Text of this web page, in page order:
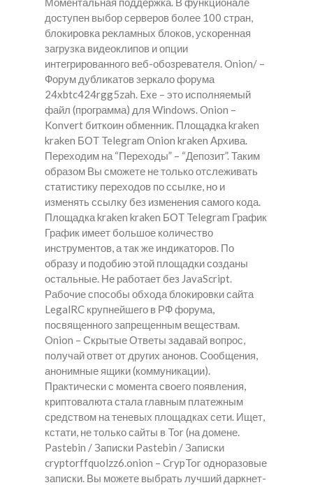
доступен выбор серверов более 100 стран,
блокировка рекламных блоков, ускоренная
загрузка видеоклипов и опции
интегрированного веб-обозревателя. Onion/ –
Форум дубликатов зеркало форума
24xbtc424rgg5zah. Exe – это исполняемый
файл (программа) для Windows. Onion –
Konvert биткоин обменник. Площадка kraken
kraken БОТ Telegram Onion kraken Архива.
Переходим на “Переходы” – “Депозит”. Таким
образом Вы сможете не только отслеживать
статистику переходов по ссылке, но и
изменять ссылку без изменения самого кода.
Площадка kraken kraken БОТ Telegram График
График имеет большое количество
инструментов, а так же индикаторов. По
образу и подобию этой площадки созданы
остальные. Не работает без JavaScript.
Рабочие способы обхода блокировки сайта
LegalRC крупнейшего в РФ форума,
посвященного запрещенным веществам.
Onion – Скрытые Ответы задавай вопрос,
получай ответ от других анонов. Сообщения,
анонимные ящики (коммуникации).
Практически с момента своего появления,
криптовалюта стала главным платежным
средством на теневых площадках сети. Ищет,
кстати, не только сайты в Tor (на домене.
Pastebin / Записки Pastebin / Записки
cryptorffquolzz6.onion – CrypTor одноразовые
записки. Вы можете выбрать лучший даркнет-